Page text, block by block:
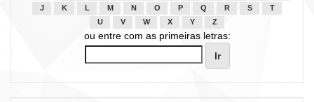
J
K L M N O P Q R S
T
U
V W X Y Z
ou entre com as primeiras letras: